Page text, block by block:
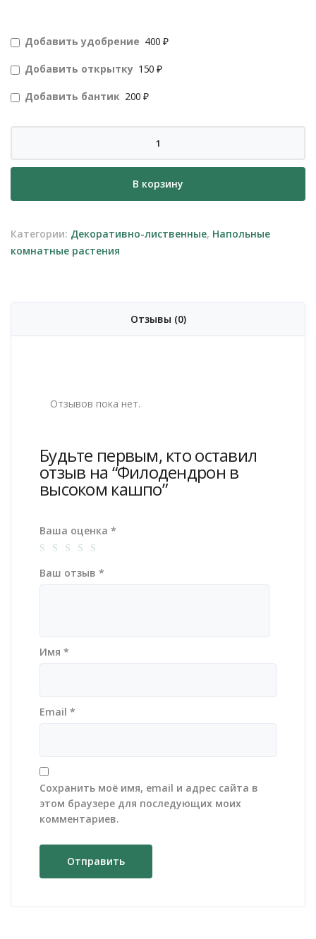
Добавить удобрение 400 ₽
Добавить открытку 150 ₽
Добавить бантик 200 ₽
Филодендрон
высоком
В корзину
Категории: Декоративно-лиственные, Напольные
комнатные растения
Отзывы (0)
Отзывов пока нет.
Будьте первым, кто оставил
отзыв на “Филодендрон в
высоком кашпо”
Ваша оценка *
Ваш отзыв *
Имя *
Email *
Сохранить моё имя, email и адрес сайта в
этом браузере для последующих моих
комментариев.